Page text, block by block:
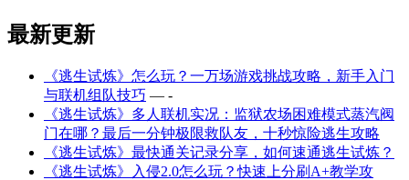
最新更新
《逃生试炼》怎么玩？一万场游戏挑战攻略，新手入门
与联机组队技巧 — -
《逃生试炼》多人联机实况：监狱农场困难模式蒸汽阀
门在哪？最后一分钟极限救队友，十秒惊险逃生攻略
《逃生试炼》最快通关记录分享，如何速通逃生试炼？
《逃生试炼》入侵2.0怎么玩？快速上分刷A+教学攻